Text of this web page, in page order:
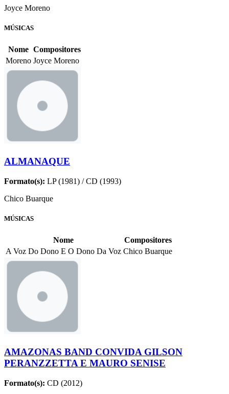
Joyce Moreno
MÚSICAS
Nome Compositores
Moreno Joyce Moreno
ALMANAQUE
Formato(s): LP (1981) / CD (1993)
Chico Buarque
MÚSICAS
Nome
Compositores
A Voz Do Dono E O Dono Da Voz Chico Buarque
AMAZONAS BAND CONVIDA GILSON
PERANZZETTA E MAURO SENISE
Formato(s): CD (2012)